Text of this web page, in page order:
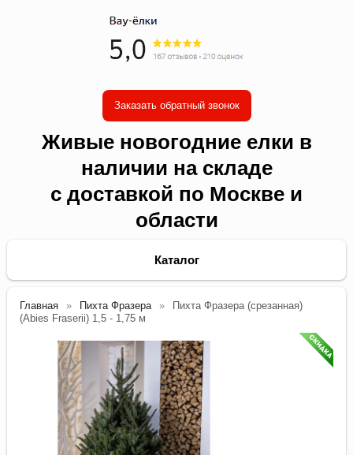
Заказать обратный звонок
Живые новогодние елки в
наличии на складе
с доставкой по Москве и
области
Каталог
Главная Пихта Фразера
Пихта Фразера (срезанная)
(Abies Fraserii) 1,5 - 1,75 м